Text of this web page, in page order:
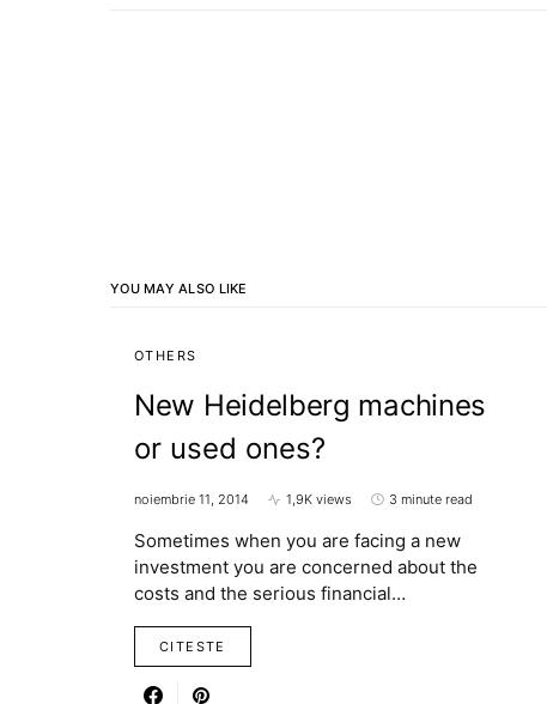
YOU MAY ALSO LIKE
OTHERS
New Heidelberg machines
or used ones?
noiembrie 11, 2014 1,9K views 3 minute read
Sometimes when you are facing a new
investment you are concerned about the
costs and the serious financial…
CITESTE